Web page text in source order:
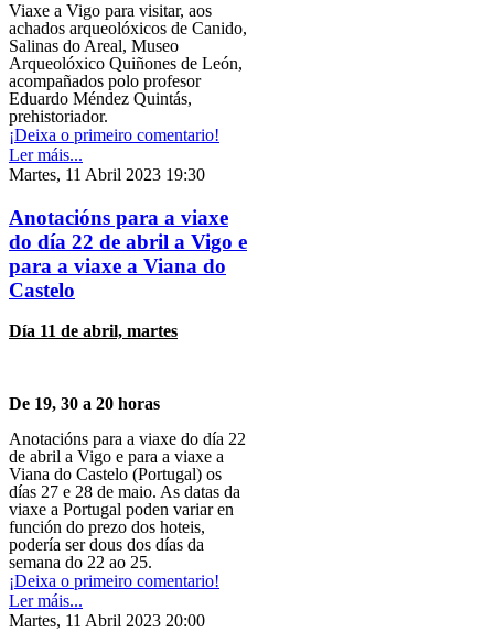
Viaxe a Vigo para visitar, aos
achados arqueolóxicos de Canido,
Salinas do Areal, Museo
Arqueolóxico Quiñones de León,
acompañados polo profesor
Eduardo Méndez Quintás,
prehistoriador.
¡Deixa o primeiro comentario!
Ler máis...
Martes, 11 Abril 2023 19:30
Anotacións para a viaxe
do día 22 de abril a Vigo e
para a viaxe a Viana do
Castelo
Día 11 de abril, martes
De 19, 30 a 20 horas
Anotacións para a viaxe do día 22
de abril a Vigo e para a viaxe a
Viana do Castelo (Portugal) os
días 27 e 28 de maio. As datas da
viaxe a Portugal poden variar en
función do prezo dos hoteis,
podería ser dous dos días da
semana do 22 ao 25.
¡Deixa o primeiro comentario!
Ler máis...
Martes, 11 Abril 2023 20:00